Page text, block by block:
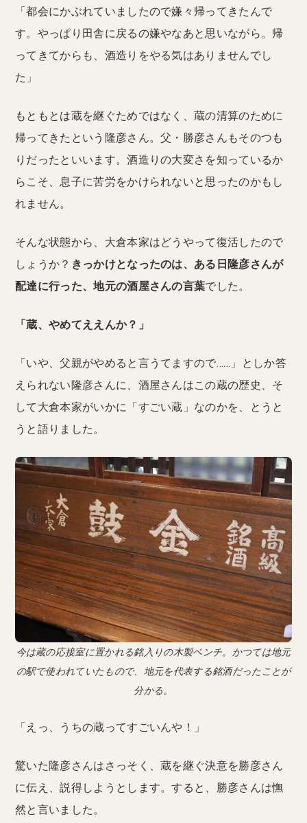
「都会にかぶれていましたので嫌々帰ってきたんで
す。やっぱり田舎に戻るの嫌やなあと思いながら。帰
ってきてからも、酒造りをやる気はありませんでし
た」
もともとは蔵を継ぐためではなく、蔵の清算のために
帰ってきたという隆彦さん。父・勝彦さんもそのつも
りだったといいます。酒造りの大変さを知っているか
らこそ、息子に苦労をかけられないと思ったのかもし
れません。
そんな状態から、大倉本家はどうやって復活したので
しょうか？ きっかけとなったのは、ある日隆彦さんが
配達に行った、地元の酒屋さんの言葉でした。
「蔵、やめてええんか？」
「いや、父親がやめると言うてますので……」としか答
えられない隆彦さんに、酒屋さんはこの蔵の歴史、そ
して大倉本家がいかに「すごい蔵」なのかを、とうと
うと語りました。
今は蔵の応接室に置かれる銘入りの木製ベンチ。かつては地元
の駅で使われていたもので、地元を代表する銘酒だったことが
分かる。
「えっ、うちの蔵ってすごいんや！」
驚いた隆彦さんはさっそく、蔵を継ぐ決意を勝彦さん
に伝え、説得しようとします。すると、勝彦さんは憮
然と言いました。